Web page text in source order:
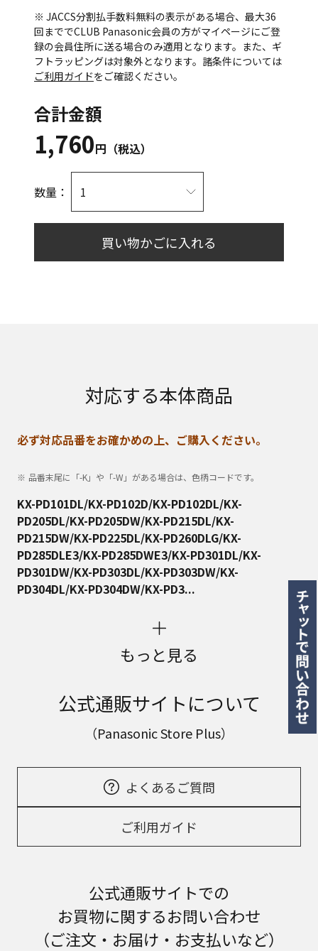
※ JACCS分割払手数料無料の表示がある場合、最大36
回まででCLUB Panasonic会員の方がマイページにご登
録の会員住所に送る場合のみ適用となります。また、ギ
フトラッピングは対象外となります。諸条件については
ご利用ガイドをご確認ください。
合計金額
1,760円（税込）
数量：
買い物かごに入れる
対応する本体商品
必ず対応品番をお確かめの上、ご購入ください。
品番末尾に「-K」や「-W」がある場合は、色柄コードです。
KX-PD101DL/KX-PD102D/KX-PD102DL/KX-
PD205DL/KX-PD205DW/KX-PD215DL/KX-
PD215DW/KX-PD225DL/KX-PD260DLG/KX-
PD285DLE3/KX-PD285DWE3/KX-PD301DL/KX-
PD301DW/KX-PD303DL/KX-PD303DW/KX-
PD304DL/KX-PD304DW/KX-PD3...
もっと見る
公式通販サイトについて
（Panasonic Store Plus）
よくあるご質問
ご利用ガイド
公式通販サイトでの
お買物に関するお問い合わせ
（ご注文・お届け・お支払いなど）